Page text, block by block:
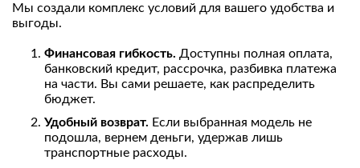
Мы создали комплекс условий для вашего удобства и
выгоды.
Финансовая гибкость. Доступны полная оплата,
банковский кредит, рассрочка, разбивка платежа
на части. Вы сами решаете, как распределить
бюджет.
Удобный возврат. Если выбранная модель не
подошла, вернем деньги, удержав лишь
транспортные расходы.